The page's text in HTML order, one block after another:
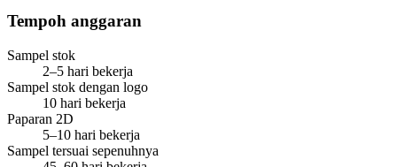
Tempoh anggaran
Sampel stok
2–5 hari bekerja
Sampel stok dengan logo
10 hari bekerja
Paparan 2D
5–10 hari bekerja
Sampel tersuai sepenuhnya